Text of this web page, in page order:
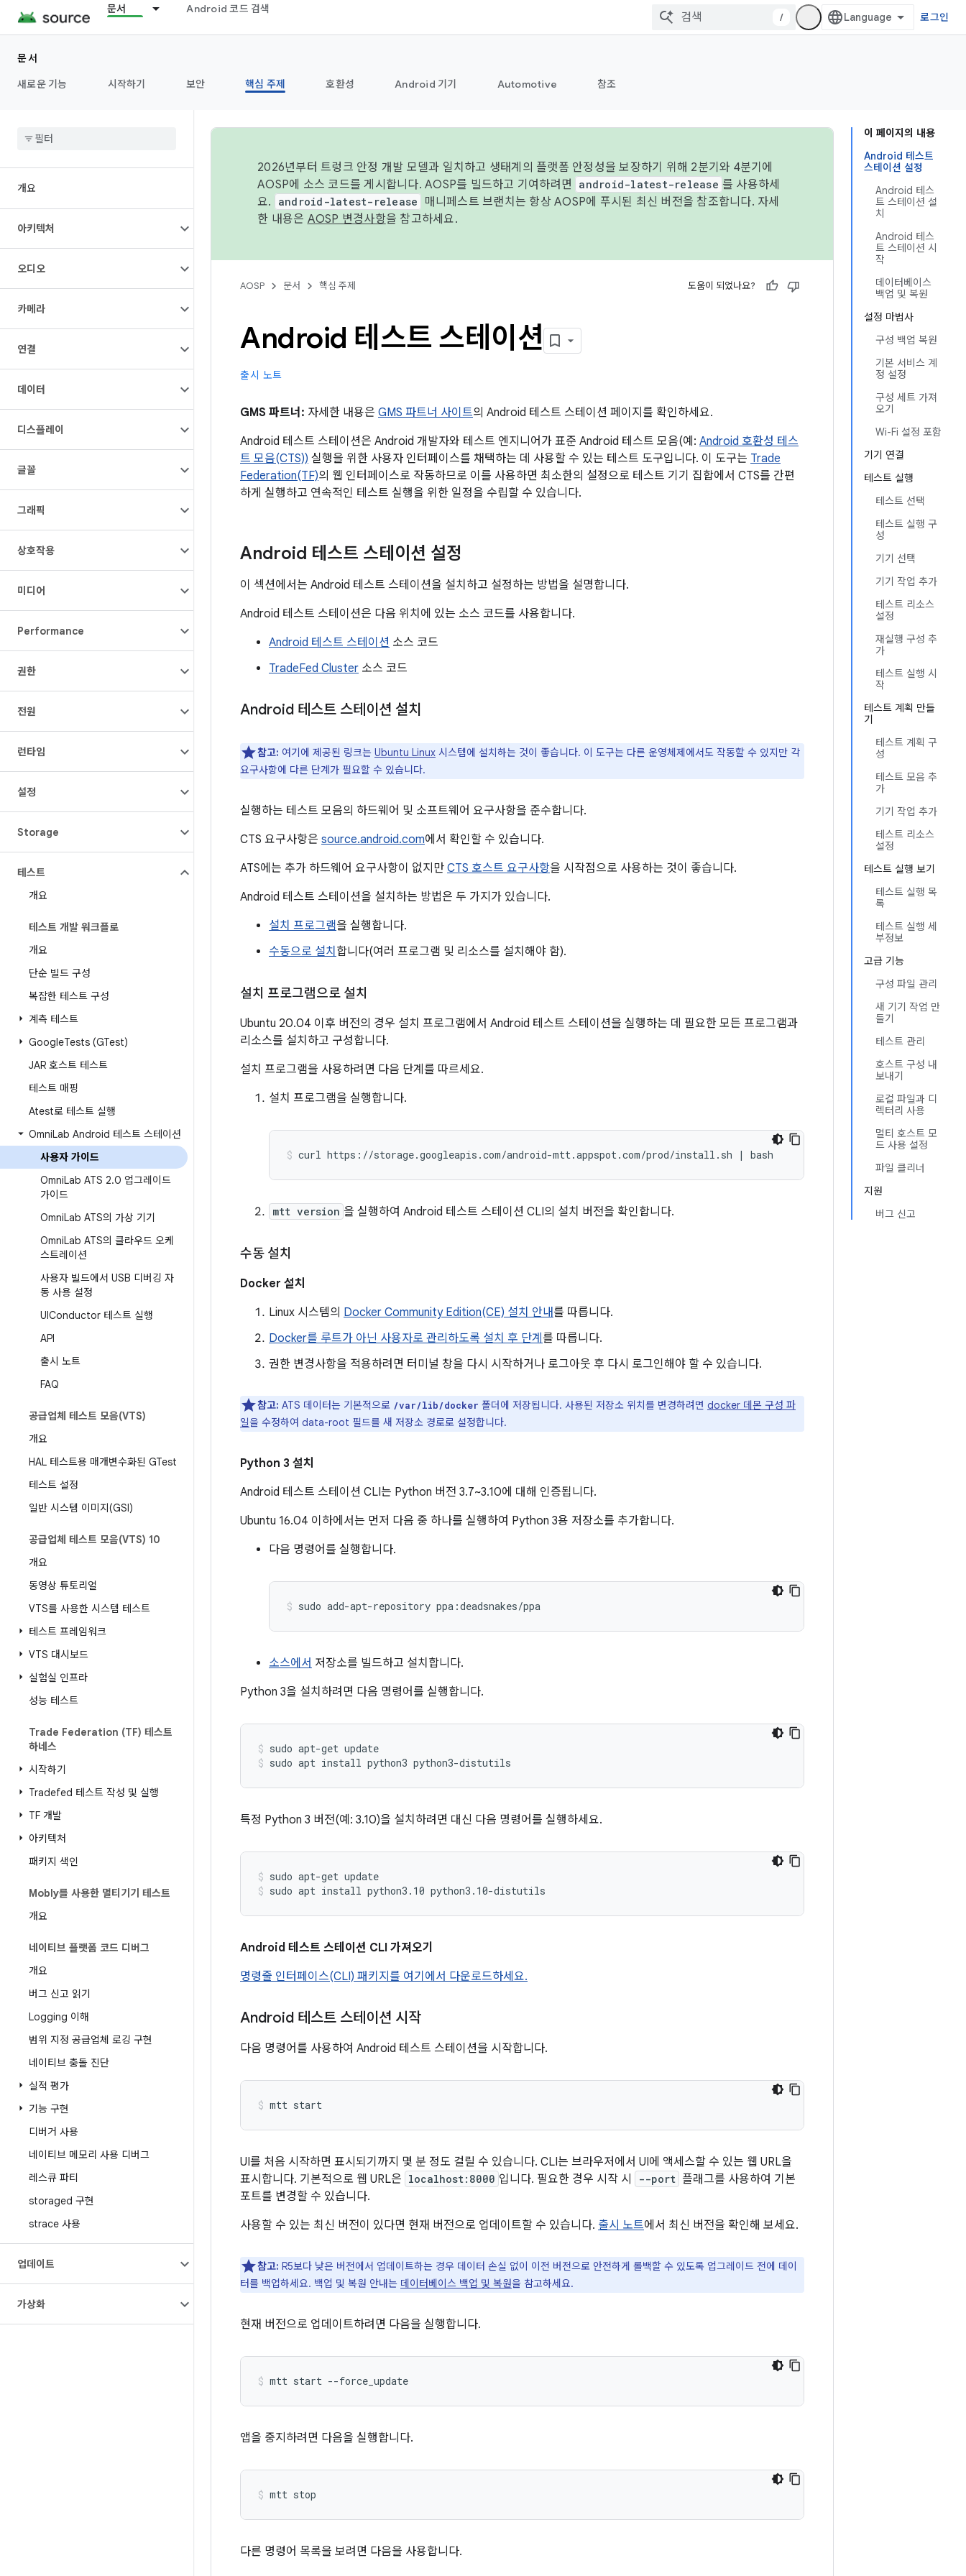
문서 Android 코드 검색
/ 로그인
문서
새로운 기능
시작하기 보안 핵심 주제 호환성 Android 기기 Automotive 참조
개요
아키텍처
오디오
카메라
연결
데이터
디스플레이
글꼴
그래픽
상호작용
미디어
Performance
권한
전원
런타임
설정
Storage
테스트
개요
테스트 개발 워크플로
개요
단순 빌드 구성
복잡한 테스트 구성
계측 테스트
GoogleTests (GTest)
JAR 호스트 테스트
테스트 매핑
Atest로 테스트 실행
OmniLab Android 테스트 스테이션
사용자 가이드
OmniLab ATS 2.0 업그레이드
가이드
OmniLab ATS의 가상 기기
OmniLab ATS의 클라우드 오케
스트레이션
사용자 빌드에서 USB 디버깅 자
동 사용 설정
UIConductor 테스트 실행
API
출시 노트
FAQ
공급업체 테스트 모음(VTS)
개요
HAL 테스트용 매개변수화된 GTest
테스트 설정
일반 시스템 이미지(GSI)
공급업체 테스트 모음(VTS) 10
개요
동영상 튜토리얼
VTS를 사용한 시스템 테스트
테스트 프레임워크
VTS 대시보드
실험실 인프라
성능 테스트
Trade Federation (TF) 테스트
하네스
시작하기
Tradefed 테스트 작성 및 실행
TF 개발
아키텍처
패키지 색인
Mobly를 사용한 멀티기기 테스트
개요
네이티브 플랫폼 코드 디버그
개요
버그 신고 읽기
Logging 이해
범위 지정 공급업체 로깅 구현
네이티브 충돌 진단
실적 평가
기능 구현
디버거 사용
네이티브 메모리 사용 디버그
레스큐 파티
storaged 구현
strace 사용
업데이트
가상화
이 페이지의 내용
Android 테스트
스테이션 설정
Android 테스
트 스테이션 설
치
Android 테스
트 스테이션 시
작
데이터베이스
백업 및 복원
설정 마법사
구성 백업 복원
기본 서비스 계
정 설정
구성 세트 가져
오기
Wi-Fi 설정 포함
기기 연결
테스트 실행
테스트 선택
테스트 실행 구
성
기기 선택
기기 작업 추가
테스트 리소스
설정
재실행 구성 추
가
테스트 실행 시
작
테스트 계획 만들
기
테스트 계획 구
성
테스트 모음 추
가
기기 작업 추가
테스트 리소스
설정
테스트 실행 보기
테스트 실행 목
록
테스트 실행 세
부정보
고급 기능
구성 파일 관리
새 기기 작업 만
들기
테스트 관리
호스트 구성 내
보내기
로컬 파일과 디
렉터리 사용
멀티 호스트 모
드 사용 설정
파일 클리너
지원
버그 신고
2026년부터 트렁크 안정 개발 모델과 일치하고 생태계의 플랫폼 안정성을 보장하기 위해 2분기와 4분기에
AOSP에 소스 코드를 게시합니다. AOSP를 빌드하고 기여하려면
android-latest-release 를 사용하세
요.
android-latest-release
매니페스트 브랜치는 항상 AOSP에 푸시된 최신 버전을 참조합니다. 자세
한 내용은 AOSP 변경사항을 참고하세요.
AOSP 문서 핵심 주제 도움이 되었나요?
Android 테스트 스테이션
출시 노트
GMS 파트너: 자세한 내용은 GMS 파트너 사이트의 Android 테스트 스테이션 페이지를 확인하세요.
Android 테스트 스테이션은 Android 개발자와 테스트 엔지니어가 표준 Android 테스트 모음(예: Android 호환성 테스
트 모음(CTS)) 실행을 위한 사용자 인터페이스를 채택하는 데 사용할 수 있는 테스트 도구입니다. 이 도구는 Trade
Federation(TF)의 웹 인터페이스로 작동하므로 이를 사용하면 최소한의 설정으로 테스트 기기 집합에서 CTS를 간편
하게 실행하고 연속적인 테스트 실행을 위한 일정을 수립할 수 있습니다.
Android 테스트 스테이션 설정
이 섹션에서는 Android 테스트 스테이션을 설치하고 설정하는 방법을 설명합니다.
Android 테스트 스테이션은 다음 위치에 있는 소스 코드를 사용합니다.
Android 테스트 스테이션 소스 코드
TradeFed Cluster 소스 코드
Android 테스트 스테이션 설치
참고: 여기에 제공된 링크는 Ubuntu Linux 시스템에 설치하는 것이 좋습니다. 이 도구는 다른 운영체제에서도 작동할 수 있지만 각
요구사항에 다른 단계가 필요할 수 있습니다.
실행하는 테스트 모음의 하드웨어 및 소프트웨어 요구사항을 준수합니다.
CTS 요구사항은 source.android.com에서 확인할 수 있습니다.
ATS에는 추가 하드웨어 요구사항이 없지만 CTS 호스트 요구사항을 시작점으로 사용하는 것이 좋습니다.
Android 테스트 스테이션을 설치하는 방법은 두 가지가 있습니다.
설치 프로그램을 실행합니다.
수동으로 설치 합니다(여러 프로그램 및 리소스를 설치해야 함).
설치 프로그램으로 설치
Ubuntu 20.04 이후 버전의 경우 설치 프로그램에서 Android 테스트 스테이션을 실행하는 데 필요한 모든 프로그램과
리소스를 설치하고 구성합니다.
설치 프로그램을 사용하려면 다음 단계를 따르세요.
설치 프로그램을 실행합니다.
mtt version 을 실행하여 Android 테스트 스테이션 CLI의 설치 버전을 확인합니다.
수동 설치
Docker 설치
Linux 시스템의 Docker Community Edition(CE) 설치 안내를 따릅니다.
Docker를 루트가 아닌 사용자로 관리하도록 설치 후 단계 를 따릅니다.
권한 변경사항을 적용하려면 터미널 창을 다시 시작하거나 로그아웃 후 다시 로그인해야 할 수 있습니다.
참고: ATS 데이터는 기본적으로 /var/lib/docker 폴더에 저장됩니다. 사용된 저장소 위치를 변경하려면 docker 데몬 구성 파
일을 수정하여 data-root 필드를 새 저장소 경로로 설정합니다.
Python 3 설치
Android 테스트 스테이션 CLI는 Python 버전 3.7~3.10에 대해 인증됩니다.
Ubuntu 16.04 이하에서는 먼저 다음 중 하나를 실행하여 Python 3용 저장소를 추가합니다.
다음 명령어를 실행합니다.
소스에서 저장소를 빌드하고 설치합니다.
Python 3을 설치하려면 다음 명령어를 실행합니다.
sudo apt-get update
sudo apt install python3 python3-distutils
특정 Python 3 버전(예: 3.10)을 설치하려면 대신 다음 명령어를 실행하세요.
sudo apt-get update
sudo apt install python3.10 python3.10-distutils
Android 테스트 스테이션 CLI 가져오기
명령줄 인터페이스(CLI) 패키지를 여기에서 다운로드하세요.
Android 테스트 스테이션 시작
다음 명령어를 사용하여 Android 테스트 스테이션을 시작합니다.
UI를 처음 시작하면 표시되기까지 몇 분 정도 걸릴 수 있습니다. CLI는 브라우저에서 UI에 액세스할 수 있는 웹 URL을
표시합니다. 기본적으로 웹 URL은 localhost:8000 입니다. 필요한 경우 시작 시 --port 플래그를 사용하여 기본
포트를 변경할 수 있습니다.
사용할 수 있는 최신 버전이 있다면 현재 버전으로 업데이트할 수 있습니다. 출시 노트에서 최신 버전을 확인해 보세요.
참고: R5보다 낮은 버전에서 업데이트하는 경우 데이터 손실 없이 이전 버전으로 안전하게 롤백할 수 있도록 업그레이드 전에 데이
터를 백업하세요. 백업 및 복원 안내는 데이터베이스 백업 및 복원을 참고하세요.
현재 버전으로 업데이트하려면 다음을 실행합니다.
앱을 중지하려면 다음을 실행합니다.
다른 명령어 목록을 보려면 다음을 사용합니다.